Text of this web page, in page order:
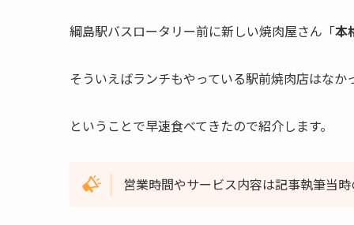
綱島駅バスロータリー前に新しい焼肉屋さん「本
そういえばランチもやっている駅前焼肉店はなか
ということで早速食べてきたので紹介します。
営業時間やサービス内容は記事執筆当